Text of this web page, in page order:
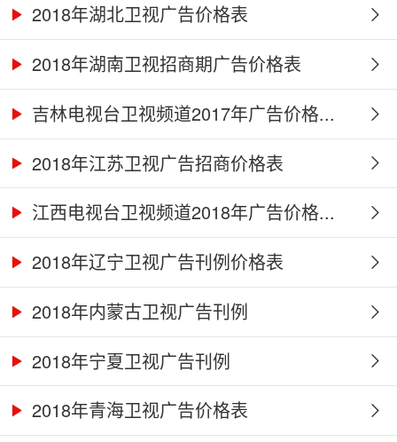
2018年湖北卫视广告价格表
2018年湖南卫视招商期广告价格表
吉林电视台卫视频道2017年广告价格...
2018年江苏卫视广告招商价格表
江西电视台卫视频道2018年广告价格...
2018年辽宁卫视广告刊例价格表
2018年内蒙古卫视广告刊例
2018年宁夏卫视广告刊例
2018年青海卫视广告价格表